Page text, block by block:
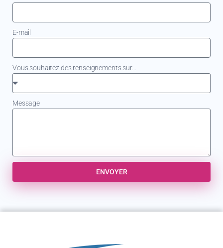
E-mail
Vous souhaitez des renseignements sur...
Message
ENVOYER